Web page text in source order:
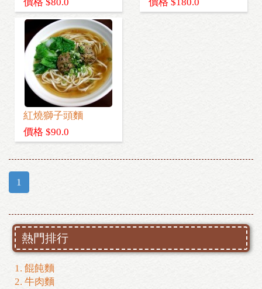
紅燒獅子頭麵
價格 $90.0
1
熱門排行
1. 餛飩麵
2. 牛肉麵